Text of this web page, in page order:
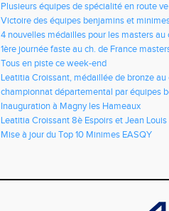
Plusieurs équipes de spécialité en route
France
Victoire des équipes benjamins et
Yvelines
4 nouvelles médailles pour les masters
1ère journée faste au ch. de France
d'argent
Tous en piste ce week-end
Leatitia Croissant, médaillée de bronze
course de montagne
championnat départemental par équipes
Inauguration à Magny les Hameaux
Leatitia Croissant 8è Espoirs et Jean
France de 10 km sur route
Mise à jour du Top 10 Minimes EASQY